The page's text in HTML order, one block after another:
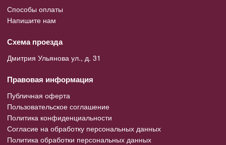
Способы оплаты
Напишите нам
Схема проезда
Дмитрия Ульянова ул., д. 31
Правовая информация
Публичная оферта
Пользовательское соглашение
Политика конфиденциальности
Согласие на обработку персональных данных
Политика обработки персональных данных